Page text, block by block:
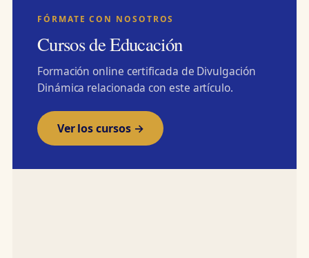
FÓRMATE CON NOSOTROS
Cursos de Educación
Formación online certificada de Divulgación
Dinámica relacionada con este artículo.
Ver los cursos →